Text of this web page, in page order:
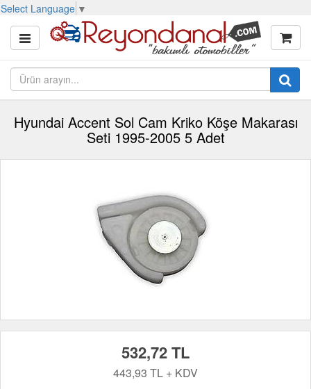
Select Language ▼
Hyundai Accent Sol Cam Kriko Köşe Makarası
Seti 1995-2005 5 Adet
532,72 TL
443,93 TL + KDV